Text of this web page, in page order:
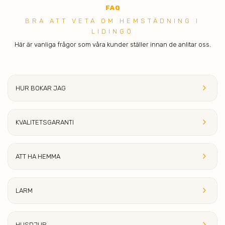
FAQ
BRA ATT V ETA OM HEMSTÄDNING I
LIDINGÖ
Här är vanliga frågor som våra kunder ställer innan de anlitar oss.
keyboard_arrow_right
HUR BOKAR JAG
keyboard_arrow_right
KVALITETSGARANTI
keyboard_arrow_right
ATT HA HEMMA
keyboard_arrow_right
LARM